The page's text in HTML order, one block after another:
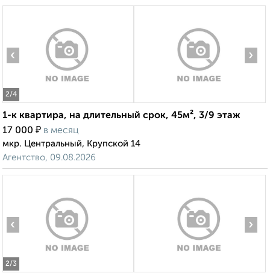
2/4
‹ ›
1-к квартира, на длительный срок, 45м², 3/9 этаж
17 000 ₽ в месяц
мкр. Центральный, Крупской 14
Агентство, 09.08.2026
2/3
‹ ›